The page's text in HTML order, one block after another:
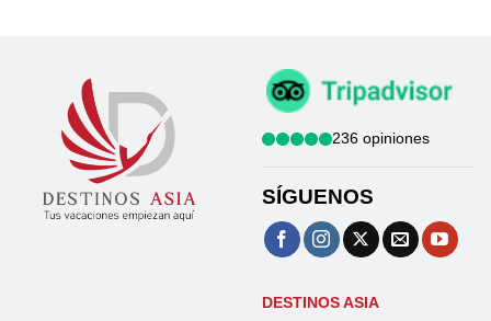
236 opiniones
SÍGUENOS
DESTINOS ASIA